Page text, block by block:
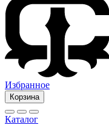
Избранное
Корзина
Каталог